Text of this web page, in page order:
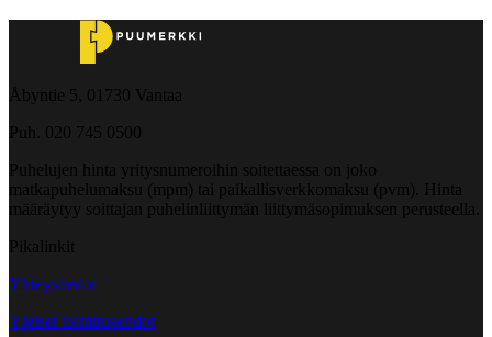
Åbyntie 5, 01730 Vantaa
Puh. 020 745 0500
Puhelujen hinta yritysnumeroihin soitettaessa on joko
matkapuhelumaksu (mpm) tai paikallisverkkomaksu (pvm). Hinta
määräytyy soittajan puhelinliittymän liittymäsopimuksen perusteella.
Pikalinkit
Yhteystiedot
Yleiset toimitusehdot